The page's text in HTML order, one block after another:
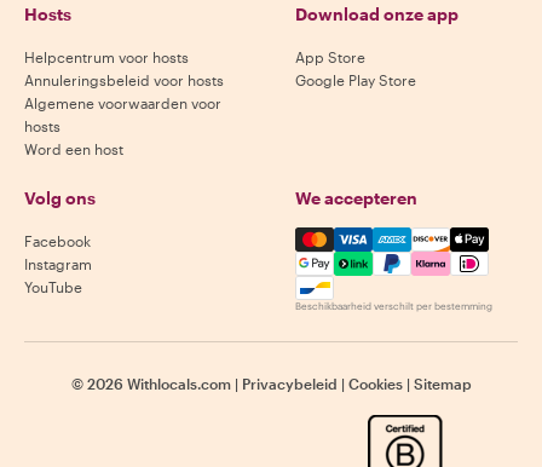
Hosts
Helpcentrum voor hosts
Annuleringsbeleid voor hosts
Algemene voorwaarden voor
hosts
Word een host
Download onze app
App Store
Google Play Store
Volg ons
Facebook
Instagram
YouTube
We accepteren
Mastercard, Visa, Amex,
Beschikbaarheid verschilt per bestemming
© 2026 Withlocals.com | Privacybeleid | Cookies | Sitemap